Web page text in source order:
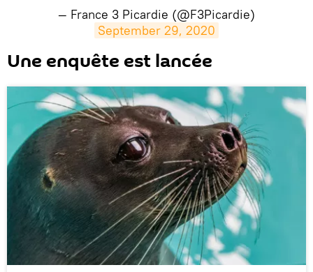
— France 3 Picardie (@F3Picardie)
September 29, 2020
​Une enquête est lancée